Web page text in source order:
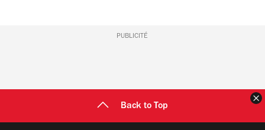
PUBLICITÉ
Back to Top